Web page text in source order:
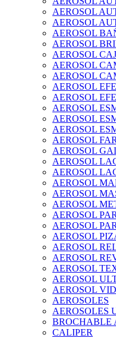
AEROSOL
AEROSOL
AEROSOL
AEROSOL
AEROSOL
AEROSOL
AEROSOL
AEROSOL
AEROSOL
AEROSOL
AEROSOL
AEROSOL
AEROSOL
AEROSOL
AEROSOL
AEROSOL
AEROSOL
AEROSOL
AEROSOL
AEROSOL
AEROSOL
AEROSOL
AEROSOL
AEROSOL
AEROSOL
AEROSOL
AEROSOL
AEROSOLES
AEROSOLES
BROCHABLE
CALIPER